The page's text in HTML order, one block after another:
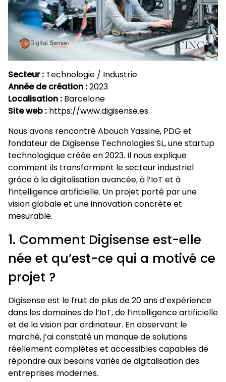
Secteur : Technologie / Industrie
Année de création :2023
Localisation : Barcelone
Site web : https://www.digisense.es
Nous avons rencontré Abouch Yassine, PDG et
fondateur de Digisense Technologies SL, une startup
technologique créée en 2023. Il nous explique
comment ils transforment le secteur industriel
grâce à la digitalisation avancée, à l’IoT et à
l’intelligence artificielle. Un projet porté par une
vision globale et une innovation concrète et
mesurable.
1. Comment Digisense est-elle
née et qu’est-ce qui a motivé ce
projet ?
Digisense est le fruit de plus de 20 ans d’expérience
dans les domaines de l’IoT, de l’intelligence artificielle
et de la vision par ordinateur. En observant le
marché, j’ai constaté un manque de solutions
réellement complètes et accessibles capables de
répondre aux besoins variés de digitalisation des
entreprises modernes.